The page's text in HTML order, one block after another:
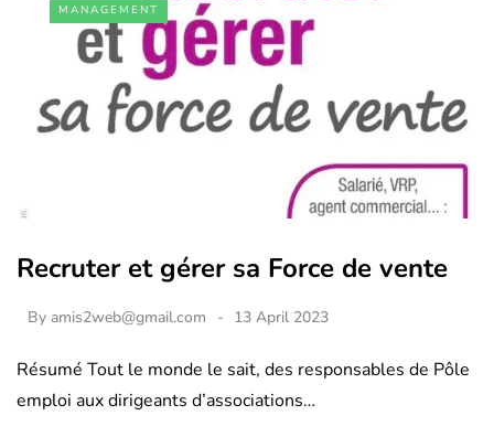
MANAGEMENT
Recruter et gérer sa Force de vente
By amis2web@gmail.com 13 April 2023
Résumé Tout le monde le sait, des responsables de Pôle
emploi aux dirigeants d’associations…